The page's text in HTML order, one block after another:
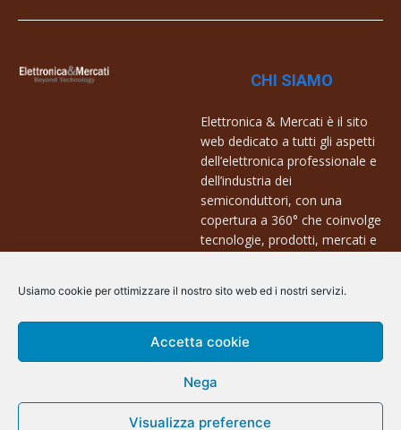
Usiamo cookie per ottimizzare il nostro sito web ed i nostri servizi.
Accetta cookie
Nega
Visualizza preference
CHI SIAMO
Elettronica & Mercati è il sito
web dedicato a tutti gli aspetti
dell’elettronica professionale e
dell’industria dei
semiconduttori, con una
copertura a 360° che coinvolge
tecnologie, prodotti, mercati e
Contatti:
info@arscommunication.it
@ArsCommunication 2023